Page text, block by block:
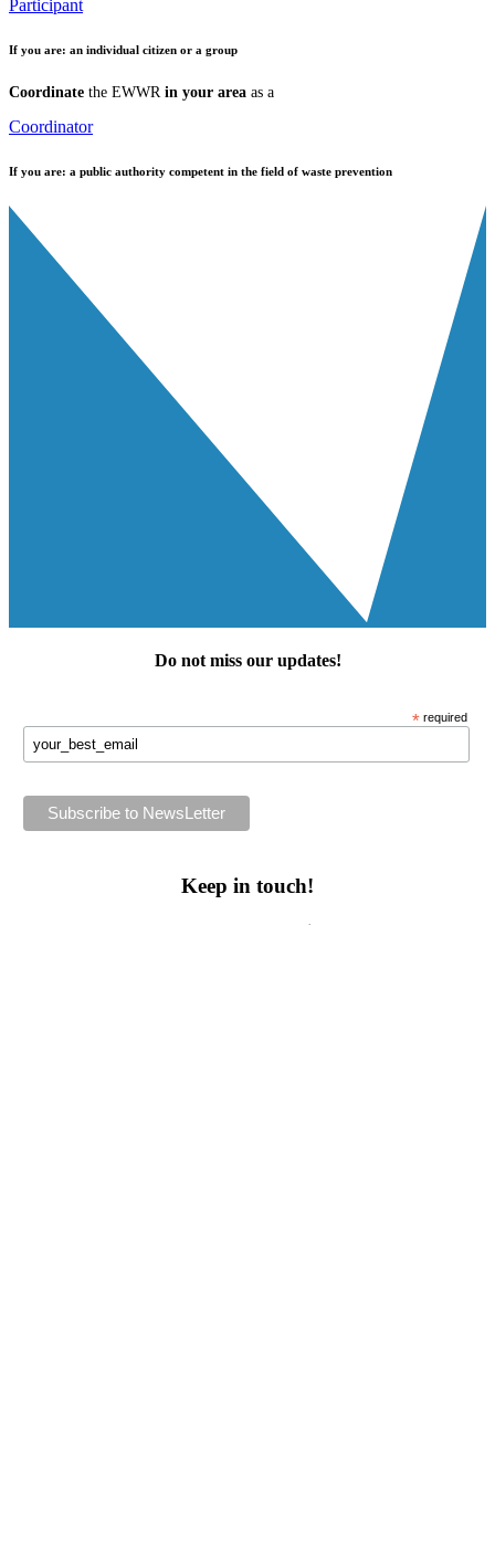
Participant
If you are: an individual citizen or a group
Coordinate the EWWR in your area as a
Coordinator
If you are: a public authority competent in the field of waste prevention
Do not miss our updates!
* required
Keep in touch!
Follow us or subscribe!